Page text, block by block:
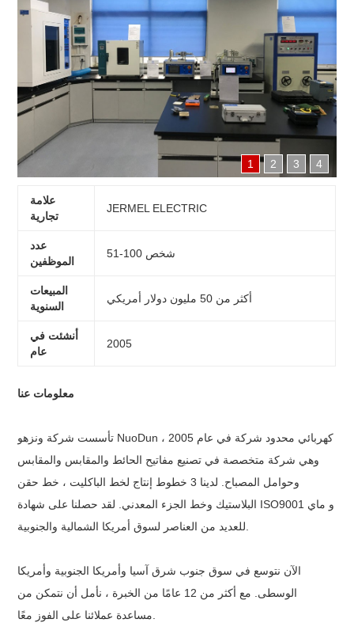
1 2 3 4
علامة
تجارية
JERMEL ELECTRIC
عدد
الموظفين
51-100 شخص
المبيعات
السنوية
أكثر من 50 مليون دولار أمريكي
أنشئت في
عام
2005
معلومات عنا
تأسست شركة ونزهو NuoDun كهربائي محدود شركة في عام 2005 ،
وهي شركة متخصصة في تصنيع مفاتيح الحائط والمقابس والمقابس
وحوامل المصباح. لدينا 3 خطوط إنتاج لخط الباكليت ، خط حقن
البلاستيك وخط الجزء المعدني. لقد حصلنا على شهادة ISO9001 و ماي
الآن نتوسع في سوق جنوب شرق آسيا وأمريكا الجنوبية وأمريكا
الوسطى. مع أكثر من 12 عامًا من الخبرة ، نأمل أن نتمكن من